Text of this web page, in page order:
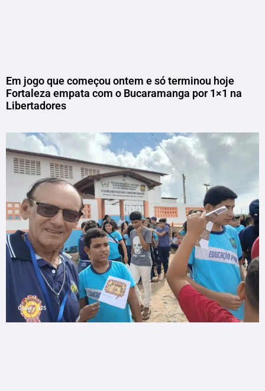
Em jogo que começou ontem e só terminou hoje
Fortaleza empata com o Bucaramanga por 1×1 na
Libertadores